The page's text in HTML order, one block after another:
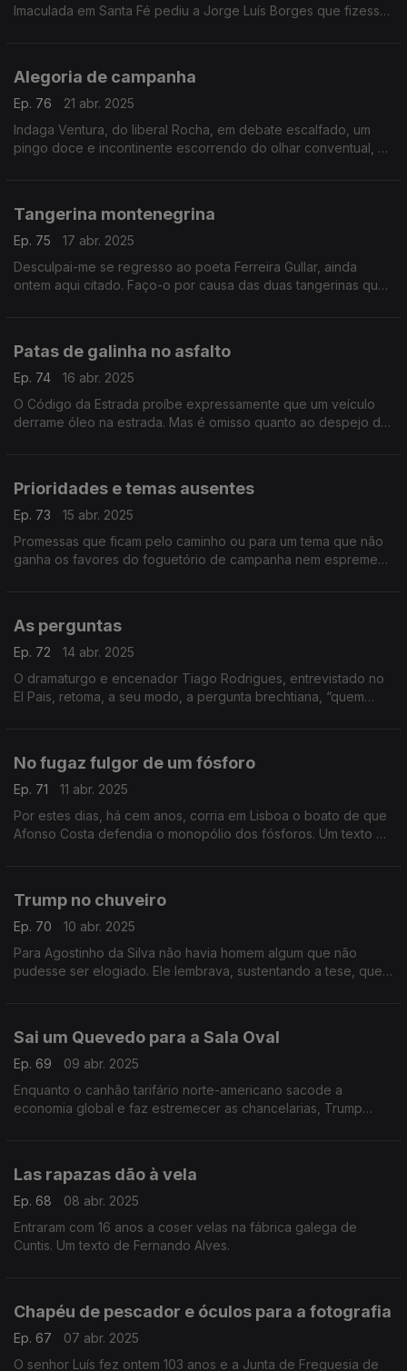
Imaculada em Santa Fé pediu a Jorge Luís Borges que fizesse
Alegoria de campanha
Ep. 76
21 abr. 2025
Indaga Ventura, do liberal Rocha, em debate escalfado, um
pingo doce e incontinente escorrendo do olhar conventual, o
Tangerina montenegrina
Ep. 75
17 abr. 2025
Desculpai-me se regresso ao poeta Ferreira Gullar, ainda
ontem aqui citado. Faço-o por causa das duas tangerinas que
Patas de galinha no asfalto
Ep. 74
16 abr. 2025
O Código da Estrada proíbe expressamente que um veículo
derrame óleo na estrada. Mas é omisso quanto ao despejo de
Prioridades e temas ausentes
Ep. 73
15 abr. 2025
Promessas que ficam pelo caminho ou para um tema que não
ganha os favores do foguetório de campanha nem espreme
As perguntas
Ep. 72
14 abr. 2025
O dramaturgo e encenador Tiago Rodrigues, entrevistado no
El Pais, retoma, a seu modo, a pergunta brechtiana, “quem
No fugaz fulgor de um fósforo
Ep. 71
11 abr. 2025
Por estes dias, há cem anos, corria em Lisboa o boato de que
Afonso Costa defendia o monopólio dos fósforos. Um texto de
Trump no chuveiro
Ep. 70
10 abr. 2025
Para Agostinho da Silva não havia homem algum que não
pudesse ser elogiado. Ele lembrava, sustentando a tese, que
Sai um Quevedo para a Sala Oval
Ep. 69
09 abr. 2025
Enquanto o canhão tarifário norte-americano sacode a
economia global e faz estremecer as chancelarias, Trump
Las rapazas dão à vela
Ep. 68
08 abr. 2025
Entraram com 16 anos a coser velas na fábrica galega de
Cuntis. Um texto de Fernando Alves.
Chapéu de pescador e óculos para a fotografia
Ep. 67
07 abr. 2025
O senhor Luís fez ontem 103 anos e a Junta de Freguesia de